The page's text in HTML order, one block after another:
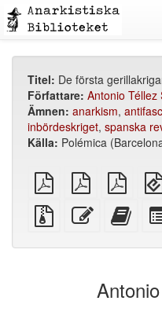
Titel: De första
Författare: Antonio Téllez
Ämnen: anarkism,
inbördeskriget, spanska
Källa: Polémica
plain
PDF
A4
imposed
PDF
Letter
PDF
Källfiler
med
Redigera
denna
text